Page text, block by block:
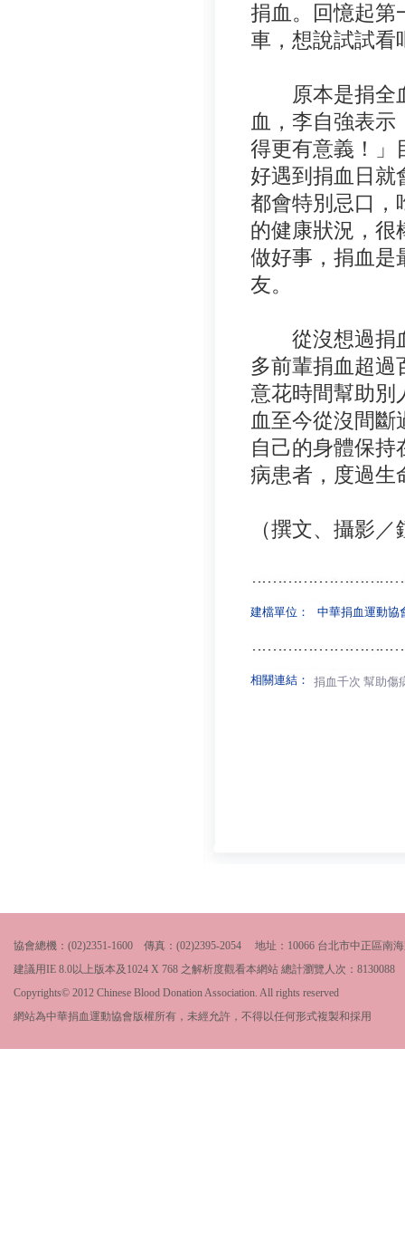
捐血。回憶起第
車，想說試試看
原本是捐全血
血，李自強表
得更有意義！」
好遇到捐血日就
都會特別忌口，
的健康狀況，很
做好事，捐血是
友。
從沒想過捐血
多前輩捐血超過
意花時間幫助別
血至今從沒間
自己的身體保
病患者，度過生
（撰文、攝影
建檔單位： 中華捐血運動協
相關連結： 捐血千次 幫助傷
協會總機：(02)2351-1600 傳真：(02)2395-2054 地址：10066 台北市中正區南
建議用IE 8.0以上版本及1024 X 768 之解析度觀看本網站 總計瀏覽人次： 8130088
Copyrights© 2012 Chinese Blood Donation Association. All rights reserved
網站為中華捐血運動協會版權所有，未經允許，不得以任何形式複製和採用